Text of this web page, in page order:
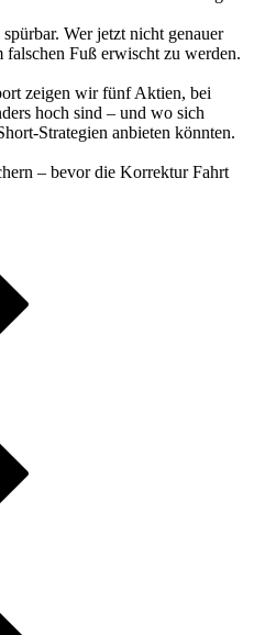
Wer jetzt nicht genauer
Fuß erwischt zu werden.
zeigen wir fünf Aktien, bei
hoch sind – und wo sich
Strategien anbieten könnten.
– bevor die Korrektur Fahrt